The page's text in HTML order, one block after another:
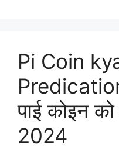
Pi Coin
पाई कोइन
2024